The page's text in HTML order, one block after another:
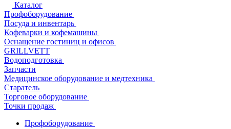
Каталог
Профоборудование
Посуда и инвентарь
Кофеварки и кофемашины
Оснащение гостиниц и офисов
GRILLVETT
Водоподготовка
Запчасти
Медицинское оборудование и медтехника
Старатель
Торговое оборудование
Точки продаж
Профоборудование